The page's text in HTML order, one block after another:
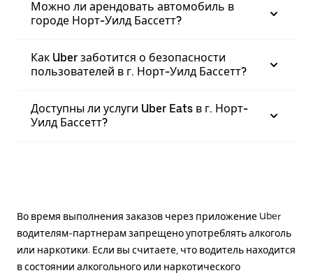
Можно ли арендовать автомобиль в
городе Норт-Уилд Бассетт?
Как Uber заботится о безопасности
пользователей в г. Норт-Уилд Бассетт?
Доступны ли услуги Uber Eats в г. Норт-
Уилд Бассетт?
Во время выполнения заказов через приложение Uber
водителям-партнерам запрещено употреблять алкоголь
или наркотики. Если вы считаете, что водитель находится
в состоянии алкогольного или наркотического